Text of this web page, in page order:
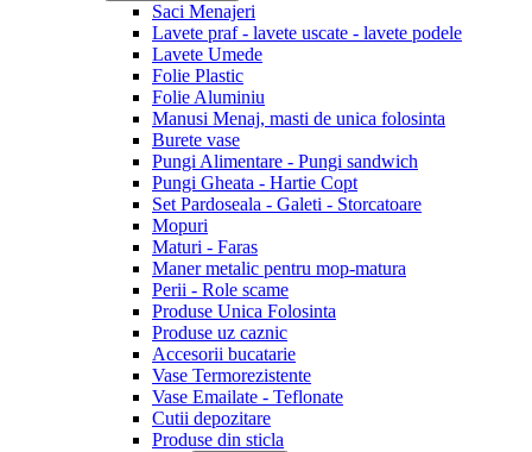
Saci Menajeri
Lavete praf - lavete uscate - lavete podele
Lavete Umede
Folie Plastic
Folie Aluminiu
Manusi Menaj, masti de unica folosinta
Burete vase
Pungi Alimentare - Pungi sandwich
Pungi Gheata - Hartie Copt
Set Pardoseala - Galeti - Storcatoare
Mopuri
Maturi - Faras
Maner metalic pentru mop-matura
Perii - Role scame
Produse Unica Folosinta
Produse uz caznic
Accesorii bucatarie
Vase Termorezistente
Vase Emailate - Teflonate
Cutii depozitare
Produse din sticla